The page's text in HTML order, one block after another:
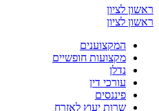
לציון
לציון
המקצוענים
מקצועות חופשיים
עורכי דין
פיננסים
שרות יעוץ לאזרח